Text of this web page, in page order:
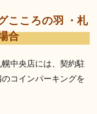
こころの羽 ・札
合
中央店には、契約駐
コインパーキングを